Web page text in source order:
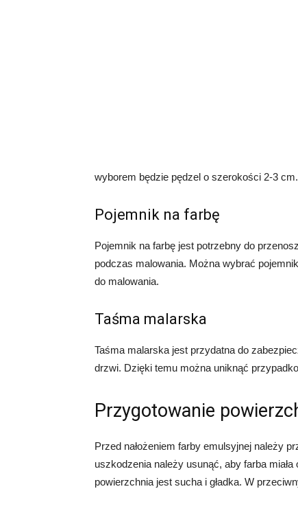
wyborem będzie pędzel o szerokości 2-3 cm.
Pojemnik na farbę
Pojemnik na farbę jest potrzebny do
podczas malowania. Można wybrać
do malowania.
Taśma malarska
Taśma malarska jest przydatna do
drzwi. Dzięki temu można uniknąć
Przygotowanie
Przed nałożeniem farby emulsyjnej należy
uszkodzenia należy usunąć, aby farba
powierzchnia jest sucha i gładka. W